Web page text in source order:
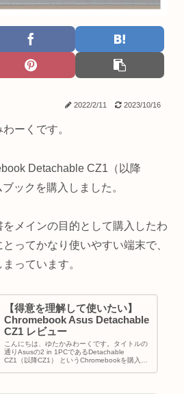
2022/2/11 2023/10/16
ーくです。
Detachable CZ1（以降
ックを購入しました。
メインの目的として購入したわ
ってかなり使いやすい端末で、
っています。
【得意を理解して使いたい】
Chromebook Asus Detachable
CZ1 レビュー
こんにちは、ゆたかみわーくです。タイトルの
通りAsusの2 in 1PCであるDetachable
CZ1（以降CZ1） というChromebookを購入し